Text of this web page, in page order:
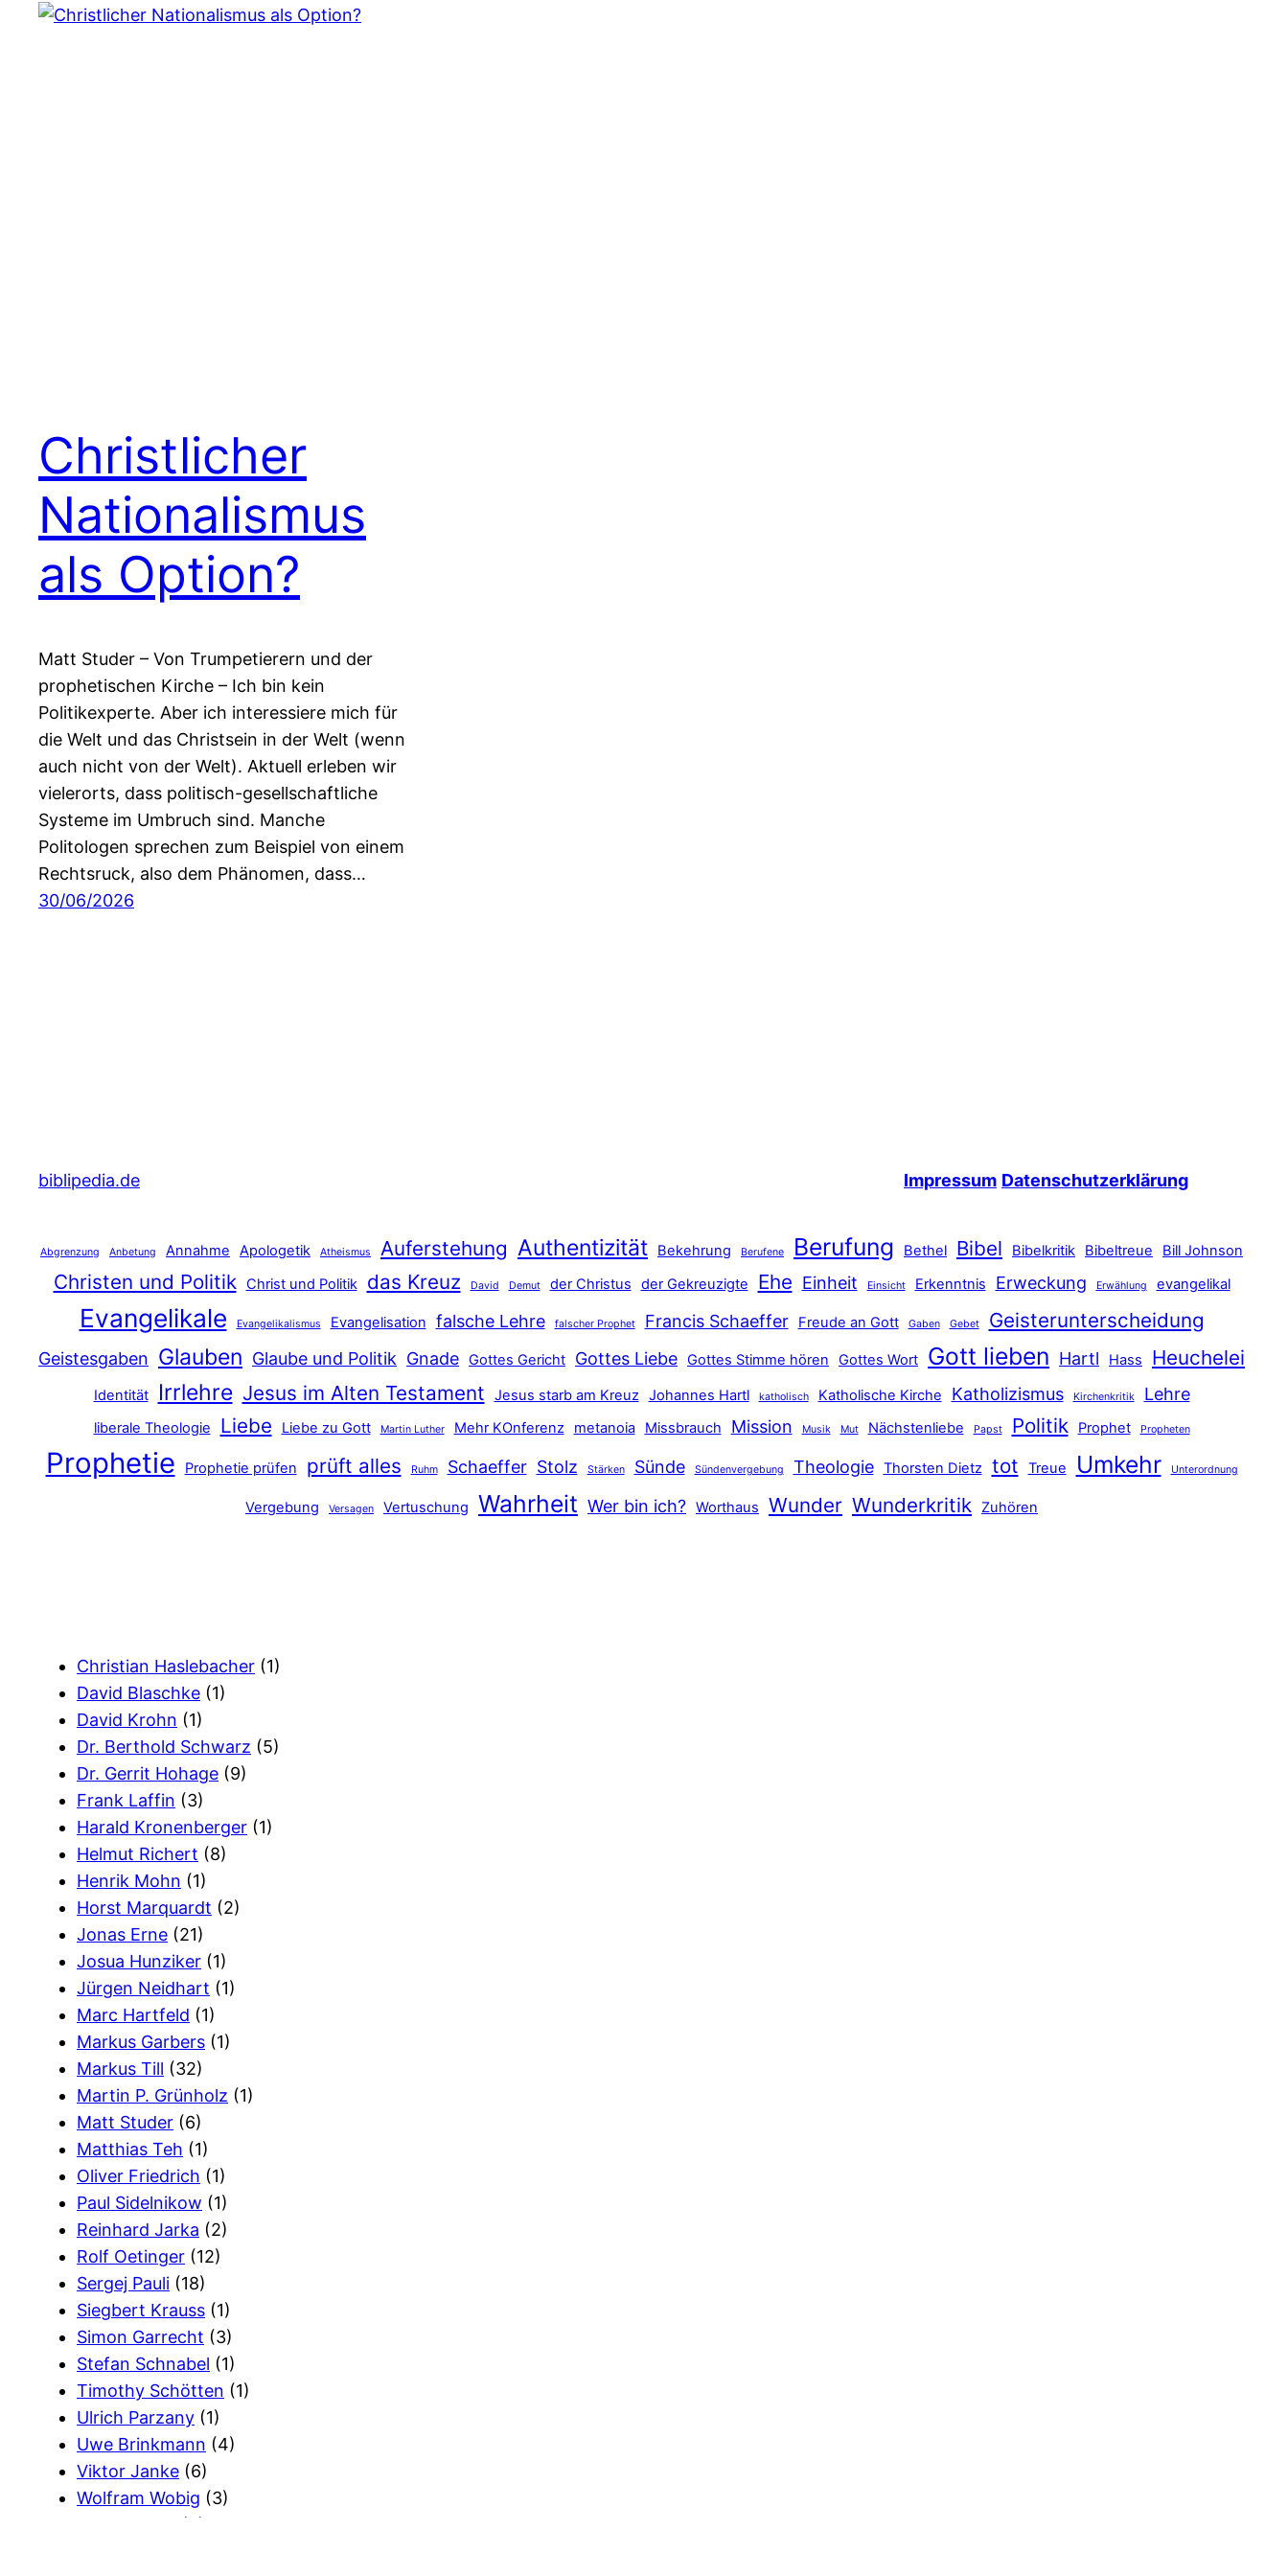
Christlicher
Nationalismus
als Option?
Matt Studer – Von Trumpetierern und der
prophetischen Kirche – Ich bin kein
Politikexperte. Aber ich interessiere mich für
die Welt und das Christsein in der Welt (wenn
auch nicht von der Welt). Aktuell erleben wir
vielerorts, dass politisch-gesellschaftliche
Systeme im Umbruch sind. Manche
Politologen sprechen zum Beispiel von einem
Rechtsruck, also dem Phänomen, dass…
30/06/2026
biblipedia.de Impressum Datenschutzerklärung
Abgrenzung Anbetung Annahme Apologetik Atheismus Auferstehung Authentizität Bekehrung Berufene Berufung Bethel Bibel Bibelkritik Bibeltreue Bill Johnson
Christen und Politik Christ und Politik das Kreuz David Demut der Christus der Gekreuzigte Ehe Einheit Einsicht Erkenntnis Erweckung Erwählung evangelikal
Evangelikale Evangelikalismus Evangelisation falsche Lehre falscher Prophet Francis Schaeffer Freude an Gott Gaben Gebet Geisterunterscheidung
Geistesgaben Glauben Glaube und Politik Gnade Gottes Gericht Gottes Liebe Gottes Stimme hören Gottes Wort Gott lieben Hartl Hass Heuchelei
Identität Irrlehre Jesus im Alten Testament Jesus starb am Kreuz Johannes Hartl katholisch Katholische Kirche Katholizismus Kirchenkritik Lehre
liberale Theologie Liebe Liebe zu Gott Martin Luther Mehr KOnferenz metanoia Missbrauch Mission Musik Mut Nächstenliebe Papst Politik Prophet Propheten
Prophetie Prophetie prüfen prüft alles Ruhm Schaeffer Stolz Stärken Sünde Sündenvergebung Theologie Thorsten Dietz tot Treue Umkehr Unterordnung
Vergebung Versagen Vertuschung Wahrheit Wer bin ich? Worthaus Wunder Wunderkritik Zuhören
Christian Haslebacher (1)
David Blaschke (1)
David Krohn (1)
Dr. Berthold Schwarz (5)
Dr. Gerrit Hohage (9)
Frank Laffin (3)
Harald Kronenberger (1)
Helmut Richert (8)
Henrik Mohn (1)
Horst Marquardt (2)
Jonas Erne (21)
Josua Hunziker (1)
Jürgen Neidhart (1)
Marc Hartfeld (1)
Markus Garbers (1)
Markus Till (32)
Martin P. Grünholz (1)
Matt Studer (6)
Matthias Teh (1)
Oliver Friedrich (1)
Paul Sidelnikow (1)
Reinhard Jarka (2)
Rolf Oetinger (12)
Sergej Pauli (18)
Siegbert Krauss (1)
Simon Garrecht (3)
Stefan Schnabel (1)
Timothy Schötten (1)
Ulrich Parzany (1)
Uwe Brinkmann (4)
Viktor Janke (6)
Wolfram Wobig (3)
(2)